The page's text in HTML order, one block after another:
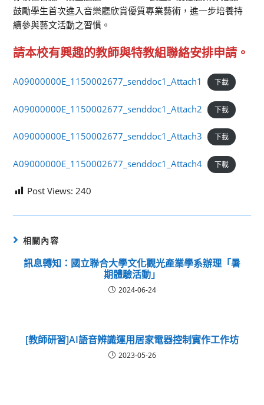
鼓勵學生首次進入音樂廳欣賞優質專業藝術，進一步培養持
續參與藝文活動之習慣。
請本校有興趣的教師與特教組聯絡安排申請。
A09000000E_1150002677_senddoc1_Attach1 下載
A09000000E_1150002677_senddoc1_Attach2 下載
A09000000E_1150002677_senddoc1_Attach3 下載
A09000000E_1150002677_senddoc1_Attach4 下載
Post Views: 240
相關內容
訊息轉知：國立聯合大學文化觀光產業學系辦理「暑
期體驗活動」
2024-06-24
[教師研習]AI語音辨識運用居家電器控制實作工作坊
2023-05-26